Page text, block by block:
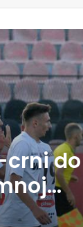
crni do